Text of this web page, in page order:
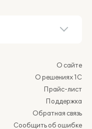
О сайте
О решениях 1С
Прайс-лист
Поддержка
Обратная связь
Сообщить об ошибке